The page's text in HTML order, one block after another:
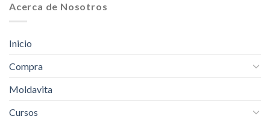
Acerca de Nosotros
Inicio
Compra
Moldavita
Cursos